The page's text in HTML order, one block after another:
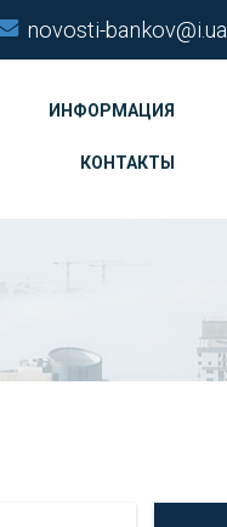
novosti-bankov@i.ua
ИНФОРМАЦИЯ
КОНТАКТЫ